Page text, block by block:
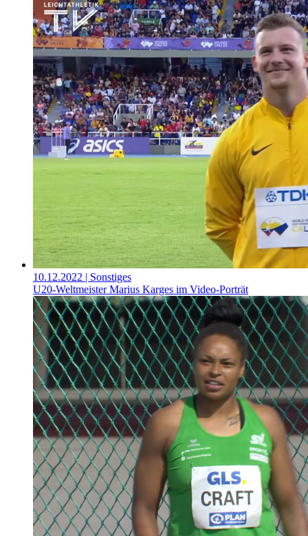
10.12.2022 | Sonstiges
U20-Weltmeister Marius Karges im Video-Porträt